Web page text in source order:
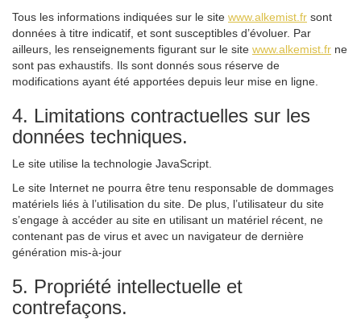
Tous les informations indiquées sur le site www.alkemist.fr sont
données à titre indicatif, et sont susceptibles d’évoluer. Par
ailleurs, les renseignements figurant sur le site www.alkemist.fr ne
sont pas exhaustifs. Ils sont donnés sous réserve de
modifications ayant été apportées depuis leur mise en ligne.
4. Limitations contractuelles sur les
données techniques.
Le site utilise la technologie JavaScript.
Le site Internet ne pourra être tenu responsable de dommages
matériels liés à l’utilisation du site. De plus, l’utilisateur du site
s’engage à accéder au site en utilisant un matériel récent, ne
contenant pas de virus et avec un navigateur de dernière
génération mis-à-jour
5. Propriété intellectuelle et
contrefaçons.